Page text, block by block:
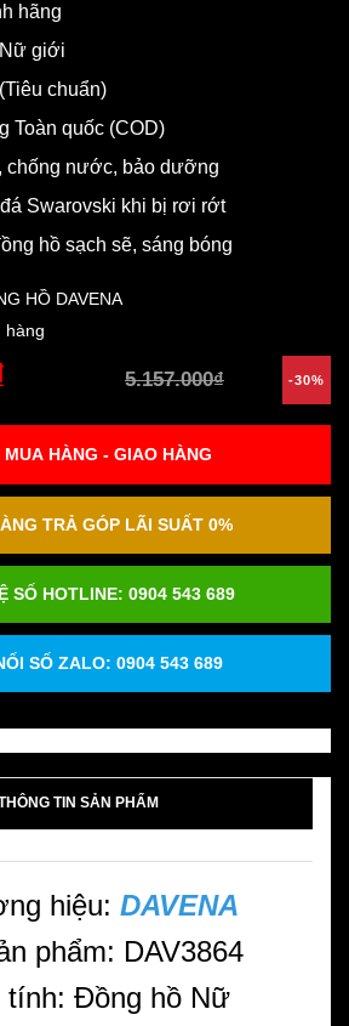
hãng
giới
chuẩn)
Toàn quốc (COD)
chống nước, bảo dưỡng
đá Swarovski khi bị rơi rớt
hồ sạch sẽ, sáng bóng
HỒ DAVENA
hàng
5.157.000₫ -30%
HÀNG - GIAO HÀNG
TRẢ GÓP LÃI SUẤT 0%
SỐ HOTLINE: 0904 543 689
SỐ ZALO: 0904 543 689
TIN SẢN PHẨM
hiệu: DAVENA
phẩm: DAV3864
tính: Đồng hồ Nữ